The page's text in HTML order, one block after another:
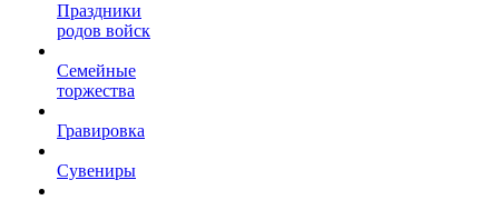
Праздники
родов войск
Семейные
торжества
Гравировка
Сувениры